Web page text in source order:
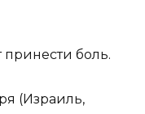
боль.
(Израиль,